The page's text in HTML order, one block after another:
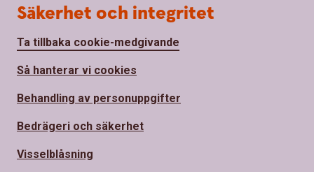
Säkerhet och integritet
Ta tillbaka cookie-medgivande
Så hanterar vi cookies
Behandling av personuppgifter
Bedrägeri och säkerhet
Visselblåsning